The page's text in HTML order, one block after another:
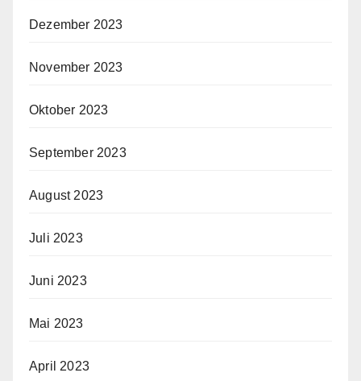
Dezember 2023
November 2023
Oktober 2023
September 2023
August 2023
Juli 2023
Juni 2023
Mai 2023
April 2023